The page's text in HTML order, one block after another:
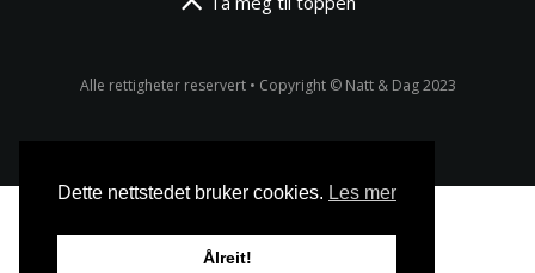
Alle rettigheter reservert • Copyright © Natt & Dag 2023
Dette nettstedet bruker cookies. Les mer
Ålreit!